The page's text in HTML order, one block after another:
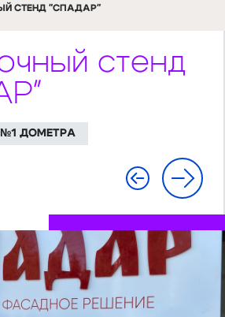
СТЕНД "СПАДАР"
стенд
ДОМЕТРА